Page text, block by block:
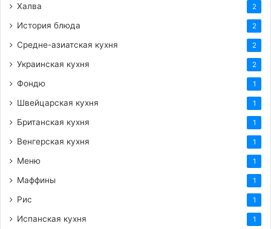
Халва 2
История блюда 2
Средне-азиатская кухня 2
Украинская кухня 2
Фондю 1
Швейцарская кухня 1
Британская кухня 1
Венгерская кухня 1
Меню 1
Маффины 1
Рис 1
Испанская кухня 1